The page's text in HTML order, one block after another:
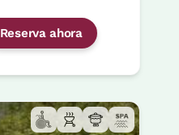
Reserva ahora